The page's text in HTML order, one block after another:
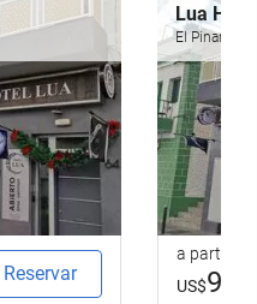
Reservar
Lua
El Pinar,
a partir de
US$98